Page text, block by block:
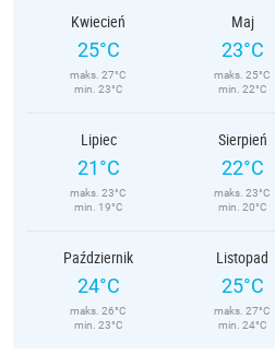
Kwiecień
25°C
maks. 27°C
min. 23°C
Maj
23°C
maks. 25°C
min. 22°C
Lipiec
21°C
maks. 23°C
min. 19°C
Sierpień
22°C
maks. 23°C
min. 20°C
Październik
24°C
maks. 26°C
min. 23°C
Listopad
25°C
maks. 27°C
min. 24°C